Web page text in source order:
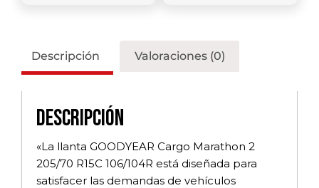
Descripción Valoraciones (0)
Descripción
«La llanta GOODYEAR Cargo Marathon 2
205/70 R15C 106/104R está diseñada para
satisfacer las demandas de vehículos